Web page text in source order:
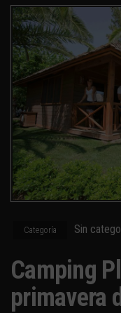
Categoría Sin
Camping
primavera